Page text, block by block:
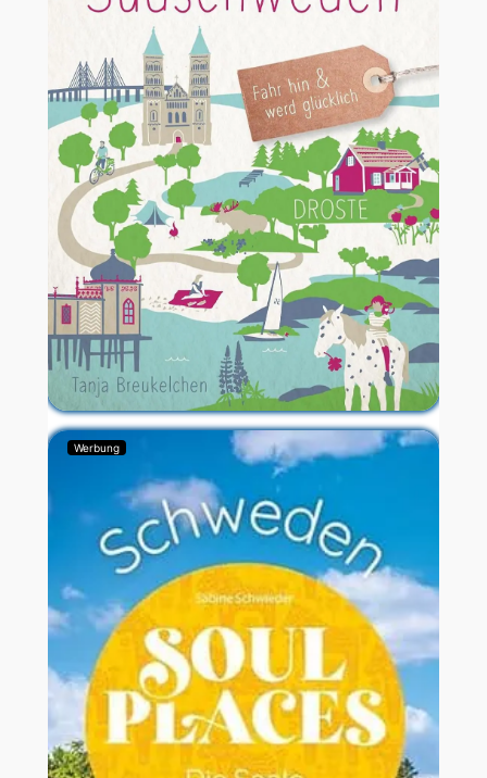
Werbung